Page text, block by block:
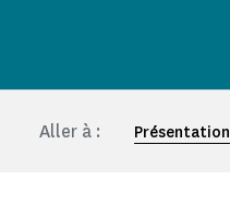
Aller à : Présentation